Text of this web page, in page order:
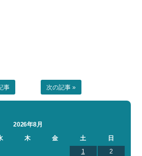
事 次の記事 »
2026年8月
木 金 土
日
1
2